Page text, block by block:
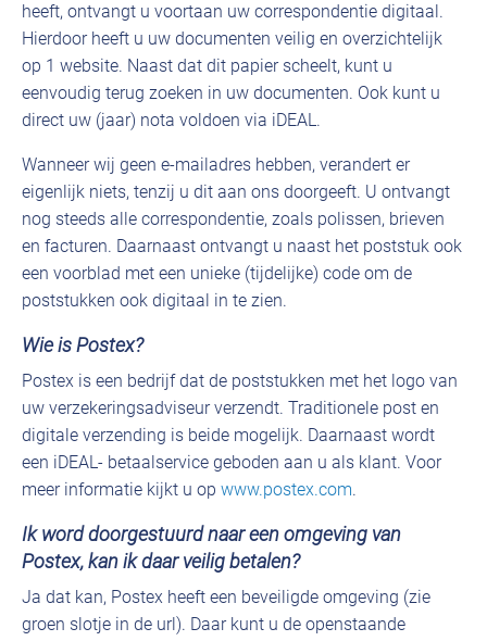
heeft, ontvangt u voortaan uw correspondentie digitaal.
Hierdoor heeft u uw documenten veilig en overzichtelijk
op 1 website. Naast dat dit papier scheelt, kunt u
eenvoudig terug zoeken in uw documenten. Ook kunt u
direct uw (jaar) nota voldoen via iDEAL.
Wanneer wij geen e-mailadres hebben, verandert er
eigenlijk niets, tenzij u dit aan ons doorgeeft. U ontvangt
nog steeds alle correspondentie, zoals polissen, brieven
en facturen. Daarnaast ontvangt u naast het poststuk ook
een voorblad met een unieke (tijdelijke) code om de
poststukken ook digitaal in te zien.
Wie is Postex?
Postex is een bedrijf dat de poststukken met het logo van
uw verzekeringsadviseur verzendt. Traditionele post en
digitale verzending is beide mogelijk. Daarnaast wordt
een iDEAL- betaalservice geboden aan u als klant. Voor
meer informatie kijkt u op www.postex.com.
Ik word doorgestuurd naar een omgeving van
Postex, kan ik daar veilig betalen?
Ja dat kan, Postex heeft een beveiligde omgeving (zie
groen slotje in de url). Daar kunt u de openstaande